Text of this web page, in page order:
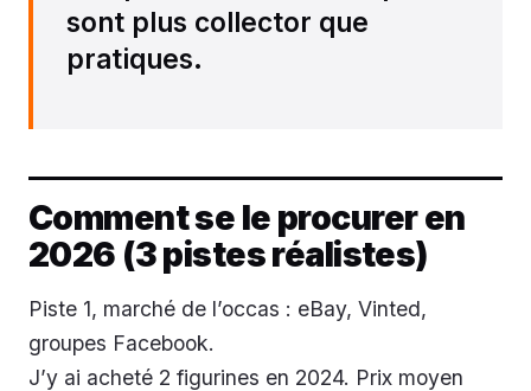
sont plus collector que
pratiques.
Comment se le procurer en
2026 (3 pistes réalistes)
Piste 1, marché de l’occas : eBay, Vinted,
groupes Facebook.
J’y ai acheté 2 figurines en 2024. Prix moyen